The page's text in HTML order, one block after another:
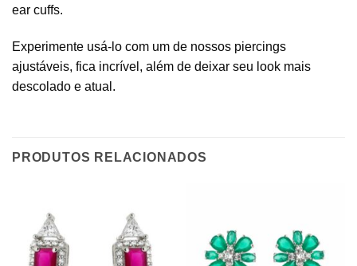
ear cuffs.
Experimente usá-lo com um de nossos piercings
ajustáveis, fica incrível, além de deixar seu look mais
descolado e atual.
PRODUTOS RELACIONADOS